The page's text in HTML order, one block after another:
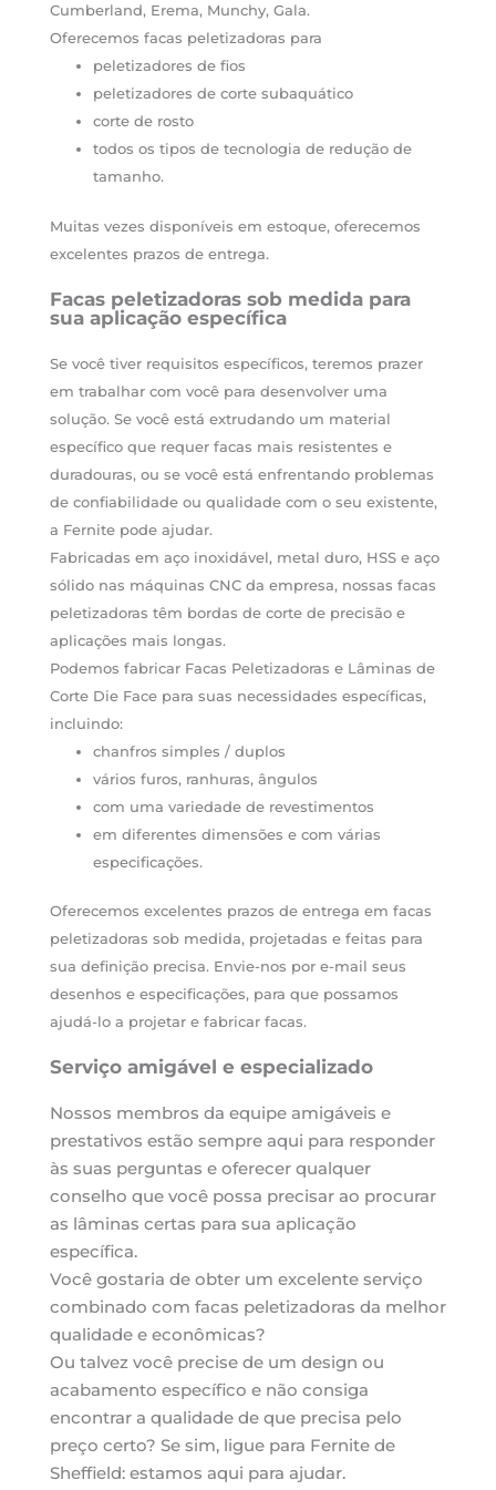
Cumberland, Erema, Munchy, Gala.
Oferecemos facas peletizadoras para
peletizadores de fios
peletizadores de corte subaquático
corte de rosto
todos os tipos de tecnologia de redução de
tamanho.
Muitas vezes disponíveis em estoque, oferecemos
excelentes prazos de entrega.
Facas peletizadoras sob medida para
sua aplicação específica
Se você tiver requisitos específicos, teremos prazer
em trabalhar com você para desenvolver uma
solução. Se você está extrudando um material
específico que requer facas mais resistentes e
duradouras, ou se você está enfrentando problemas
de confiabilidade ou qualidade com o seu existente,
a Fernite pode ajudar.
Fabricadas em aço inoxidável, metal duro, HSS e aço
sólido nas máquinas CNC da empresa, nossas facas
peletizadoras têm bordas de corte de precisão e
aplicações mais longas.
Podemos fabricar Facas Peletizadoras e Lâminas de
Corte Die Face para suas necessidades específicas,
incluindo:
chanfros simples / duplos
vários furos, ranhuras, ângulos
com uma variedade de revestimentos
em diferentes dimensões e com várias
especificações.
Oferecemos excelentes prazos de entrega em facas
peletizadoras sob medida, projetadas e feitas para
sua definição precisa. Envie-nos por e-mail seus
desenhos e especificações, para que possamos
ajudá-lo a projetar e fabricar facas.
Serviço amigável e especializado
Nossos membros da equipe amigáveis e
prestativos estão sempre aqui para responder
às suas perguntas e oferecer qualquer
conselho que você possa precisar ao procurar
as lâminas certas para sua aplicação
específica.
Você gostaria de obter um excelente serviço
combinado com facas peletizadoras da melhor
qualidade e econômicas?
Ou talvez você precise de um design ou
acabamento específico e não consiga
encontrar a qualidade de que precisa pelo
preço certo? Se sim, ligue para Fernite de
Sheffield: estamos aqui para ajudar.